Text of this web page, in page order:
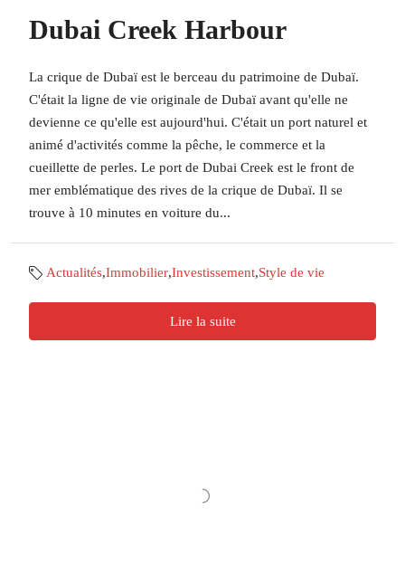
Dubai Creek Harbour
La crique de Dubaï est le berceau du patrimoine de Dubaï.
C'était la ligne de vie originale de Dubaï avant qu'elle ne
devienne ce qu'elle est aujourd'hui. C'était un port naturel et
animé d'activités comme la pêche, le commerce et la
cueillette de perles. Le port de Dubai Creek est le front de
mer emblématique des rives de la crique de Dubaï. Il se
trouve à 10 minutes en voiture du...
Actualités,Immobilier,Investissement,Style de vie
Lire la suite